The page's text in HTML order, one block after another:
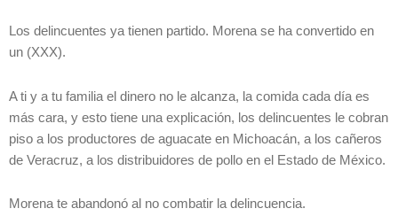
Los delincuentes ya tienen partido. Morena se ha convertido en
un (XXX).
A ti y a tu familia el dinero no le alcanza, la comida cada día es
más cara, y esto tiene una explicación, los delincuentes le cobran
piso a los productores de aguacate en Michoacán, a los cañeros
de Veracruz, a los distribuidores de pollo en el Estado de México.
Morena te abandonó al no combatir la delincuencia.